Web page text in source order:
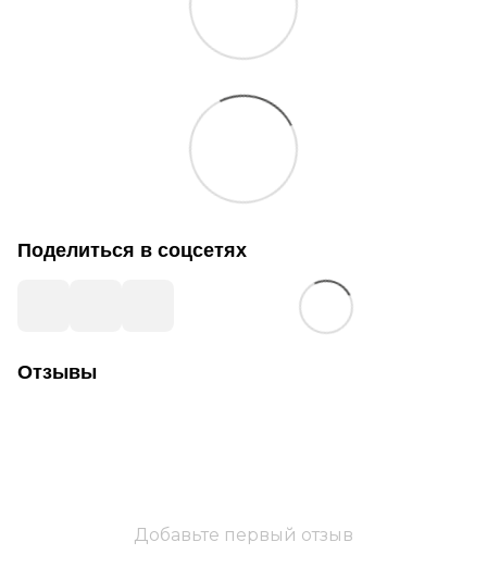
Поделиться в соцсетях
Отзывы
Добавьте первый отзыв